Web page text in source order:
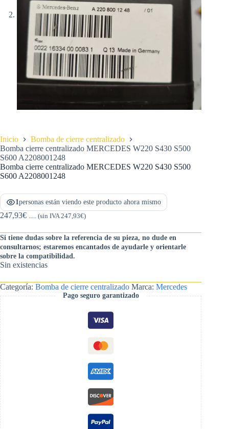
Inicio
Bomba de cierre centralizado
Bomba cierre centralizado MERCEDES W220 S430 S500
S600 A2208001248
Bomba cierre centralizado MERCEDES W220 S430 S500
S600 A2208001248
1personas están viendo este producto ahora mismo
247,93€ ..... (sin IVA247,93€)
Si tiene dudas sobre la referencia de su pieza, no dude en
consultarnos; estaremos encantados de ayudarle y orientarle
sobre la compatibilidad.
Sin existencias
Categoría: Bomba de cierre centralizado Marca: Mercedes
Pago seguro garantizado